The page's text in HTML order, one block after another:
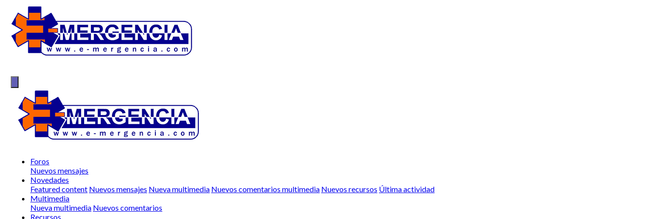
Foros
Nuevos mensajes
Novedades
Featured content Nuevos mensajes Nueva multimedia Nuevos comentarios multimedia Nuevos recursos Última actividad
Multimedia
Nueva multimedia Nuevos comentarios
Recursos